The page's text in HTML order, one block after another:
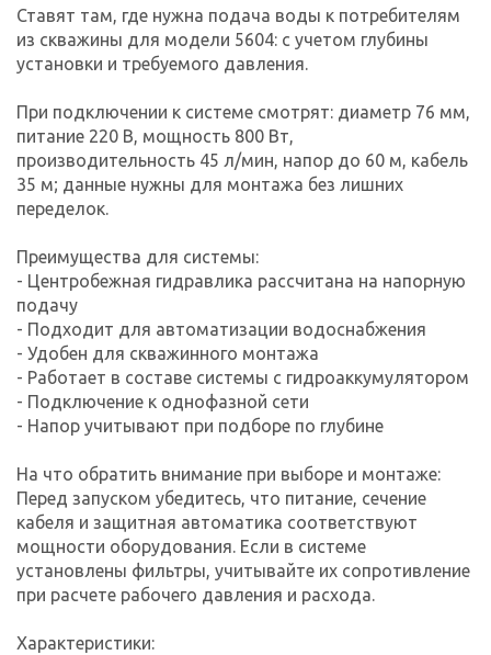
Ставят там, где нужна подача воды к потребителям
из скважины для модели 5604: с учетом глубины
установки и требуемого давления.
При подключении к системе смотрят: диаметр 76 мм,
питание 220 В, мощность 800 Вт,
производительность 45 л/мин, напор до 60 м, кабель
35 м; данные нужны для монтажа без лишних
переделок.
Преимущества для системы:
- Центробежная гидравлика рассчитана на напорную
подачу
- Подходит для автоматизации водоснабжения
- Удобен для скважинного монтажа
- Работает в составе системы с гидроаккумулятором
- Подключение к однофазной сети
- Напор учитывают при подборе по глубине
На что обратить внимание при выборе и монтаже:
Перед запуском убедитесь, что питание, сечение
кабеля и защитная автоматика соответствуют
мощности оборудования. Если в системе
установлены фильтры, учитывайте их сопротивление
при расчете рабочего давления и расхода.
Характеристики: